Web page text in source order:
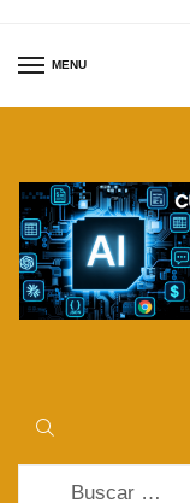
to
to
MENU